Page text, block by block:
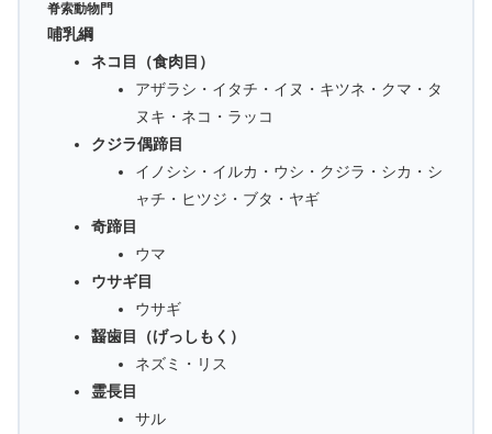
脊索動物門
哺乳綱
ネコ目（食肉目）
アザラシ・イタチ・イヌ・キツネ・クマ・タ
ヌキ・ネコ・ラッコ
クジラ偶蹄目
イノシシ・イルカ・ウシ・クジラ・シカ・シ
ャチ・ヒツジ・ブタ・ヤギ
奇蹄目
ウマ
ウサギ目
ウサギ
齧歯目（げっしもく）
ネズミ・リス
霊長目
サル